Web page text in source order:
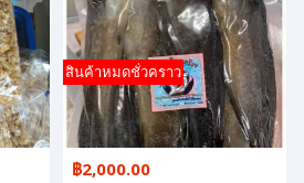
สินค้าหมดชั่วคราว
฿2,000.00